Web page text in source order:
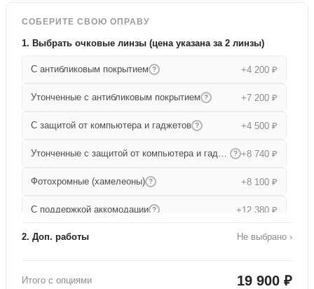
СОБЕРИТЕ СВОЮ ОПРАВУ
1. Выбрать очковые линзы (цена указана за 2 линзы)
С антибликовым покрытием ? +4 200 ₽
Утонченные с антибликовым покрытием ? +7 200 ₽
С защитой от компьютера и гаджетов ? +4 500 ₽
Утонченные с защитой от компьютера и гаджетов ? +8 740 ₽
Фотохромные (хамелеоны) ? +8 100 ₽
С поддержкой аккомодации ? +12 380 ₽
Прогрессивные +15 680 ₽
2. Доп. работы
Не выбрано ›
Итого с опциями 19 900 ₽